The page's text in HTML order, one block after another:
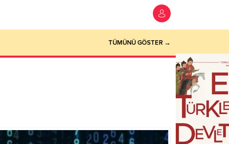
TÜMÜNÜ GÖSTER →